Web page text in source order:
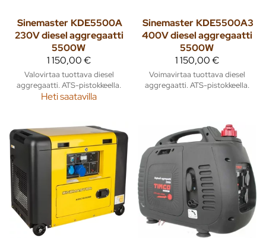
Sinemaster KDE5500A
230V diesel aggregaatti
5500W
1 150,00 €
Valovirtaa tuottava diesel
aggregaatti. ATS-pistokkeella.
Heti saatavilla
Sinemaster KDE5500A3
400V diesel aggregaatti
5500W
1 150,00 €
Voimavirtaa tuottava diesel
aggregaatti. ATS-pistokkeella.